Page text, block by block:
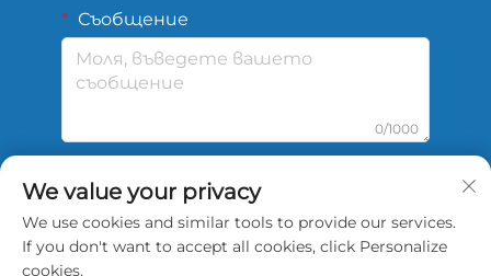
Съобщение
0/1000
Изпрати
We value your privacy
We use cookies and similar tools to provide our services.
If you don't want to accept all cookies, click Personalize
cookies.